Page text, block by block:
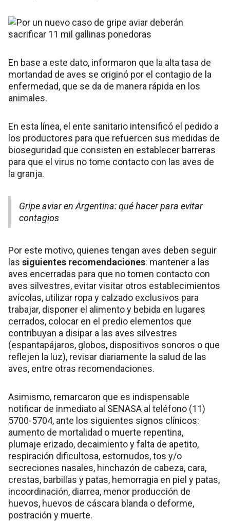
En base a este dato, informaron que la alta tasa de
mortandad de aves se originó por el contagio de la
enfermedad, que se da de manera rápida en los
animales.
En esta línea, el ente sanitario intensificó el pedido a
los productores para que refuercen sus medidas de
bioseguridad que consisten en establecer barreras
para que el virus no tome contacto con las aves de
la granja.
Gripe aviar en Argentina: qué hacer para evitar
contagios
Por este motivo, quienes tengan aves deben seguir
las siguientes recomendaciones: mantener a las
aves encerradas para que no tomen contacto con
aves silvestres, evitar visitar otros establecimientos
avícolas, utilizar ropa y calzado exclusivos para
trabajar, disponer el alimento y bebida en lugares
cerrados, colocar en el predio elementos que
contribuyan a disipar a las aves silvestres
(espantapájaros, globos, dispositivos sonoros o que
reflejen la luz), revisar diariamente la salud de las
aves, entre otras recomendaciones.
Asimismo, remarcaron que es indispensable
notificar de inmediato al SENASA al teléfono (11)
5700-5704, ante los siguientes signos clínicos:
aumento de mortalidad o muerte repentina,
plumaje erizado, decaimiento y falta de apetito,
respiración dificultosa, estornudos, tos y/o
secreciones nasales, hinchazón de cabeza, cara,
crestas, barbillas y patas, hemorragia en piel y patas,
incoordinación, diarrea, menor producción de
huevos, huevos de cáscara blanda o deforme,
postración y muerte.